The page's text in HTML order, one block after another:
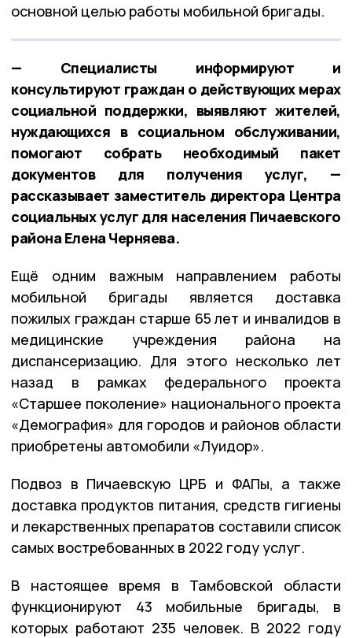
основной целью работы мобильной бригады.
— Специалисты информируют и
консультируют граждан о действующих мерах
социальной поддержки, выявляют жителей,
нуждающихся в социальном обслуживании,
помогают собрать необходимый пакет
документов для получения услуг, —
рассказывает заместитель директора Центра
социальных услуг для населения Пичаевского
района Елена Черняева.
Ещё одним важным направлением работы
мобильной бригады является доставка
пожилых граждан старше 65 лет и инвалидов в
медицинские учреждения района на
диспансеризацию. Для этого несколько лет
назад в рамках федерального проекта
«Старшее поколение» национального проекта
«Демография» для городов и районов области
приобретены автомобили «Луидор».
Подвоз в Пичаевскую ЦРБ и ФАПы, а также
доставка продуктов питания, средств гигиены
и лекарственных препаратов составили список
самых востребованных в 2022 году услуг.
В настоящее время в Тамбовской области
функционируют 43 мобильные бригады, в
которых работают 235 человек. В 2022 году